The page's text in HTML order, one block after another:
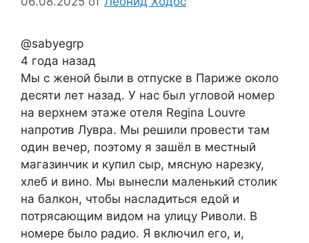
@sabyegrp
4 года назад
Мы с женой были в отпуске в Париже около
десяти лет назад. У нас был угловой номер
на верхнем этаже отеля Regina Louvre
напротив Лувра. Мы решили провести там
один вечер, поэтому я зашёл в местный
магазинчик и купил сыр, мясную нарезку,
хлеб и вино. Мы вынесли маленький столик
на балкон, чтобы насладиться едой и
потрясающим видом на улицу Риволи. В
номере было радио. Я включил его, и,